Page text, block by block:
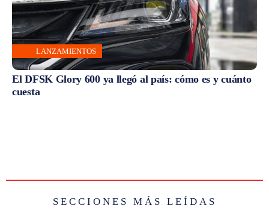
LANZAMIENTOS
El DFSK Glory 600 ya llegó al país: cómo es y cuánto
cuesta
SECCIONES MÁS LEÍDAS